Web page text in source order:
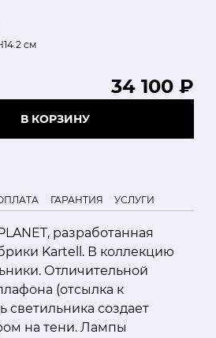
см
34 100 ₽
В КОРЗИНУ
ГАРАНТИЯ УСЛУГИ
разработанная
Kartell. В коллекцию
Отличительной
(отсылка к
светильника создает
на тени. Лампы